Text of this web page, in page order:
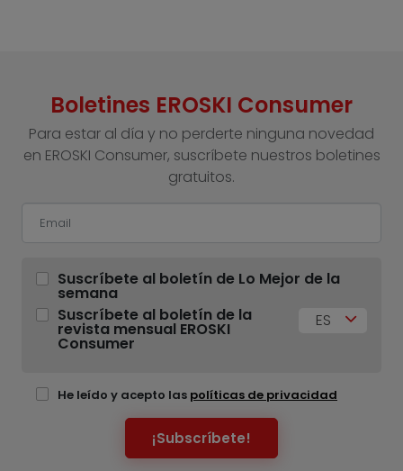
Boletines EROSKI Consumer
Para estar al día y no perderte ninguna novedad
en EROSKI Consumer, suscríbete nuestros boletines
gratuitos.
Suscríbete al boletín de Lo Mejor de la
semana
Suscríbete al boletín de la
revista mensual EROSKI
Consumer
ES
He leído y acepto las políticas de privacidad
¡Subscríbete!